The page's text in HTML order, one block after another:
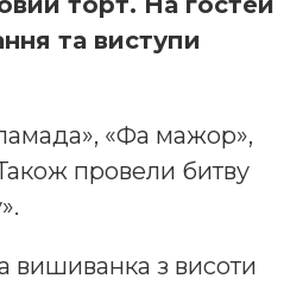
та виступи
«Фа мажор»,
провели битву
вишиванка з висоти